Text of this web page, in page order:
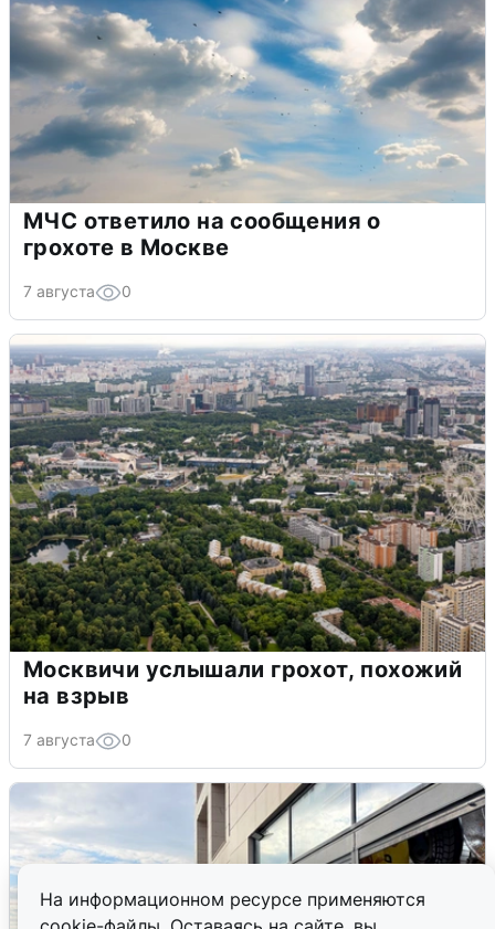
На информационном ресурсе применяются
МЧС ответило на сообщения о
грохоте в Москве
7 августа 0
Москвичи услышали грохот, похожий
на взрыв
7 августа 0